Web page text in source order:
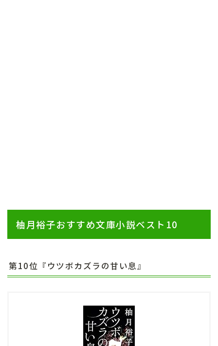
柚月裕子おすすめ文庫小説ベスト10
第10位『ウツボカズラの甘い息』